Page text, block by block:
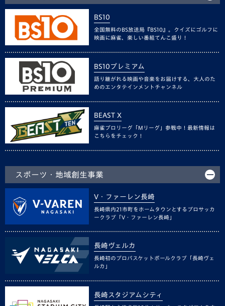
BS10
全国無料のBS放送局『BS10』。クイズにゴルフに
映画に麻雀、楽しい番組てんこ盛り！
BS10プレミアム
語り継がれる映画や音楽をお届けする、大人のた
めのエンタテインメントチャンネル
BEAST X
麻雀プロリーグ「Mリーグ」参戦中！最新情報は
こちらをチェック！
スポーツ・地域創生事業
V・ファーレン長崎
長崎県内21市町をホームタウンとするプロサッカ
ークラブ「V・ファーレン長崎」
長崎ヴェルカ
長崎初のプロバスケットボールクラブ「長崎ヴェ
ルカ」
長崎スタジアムシティ